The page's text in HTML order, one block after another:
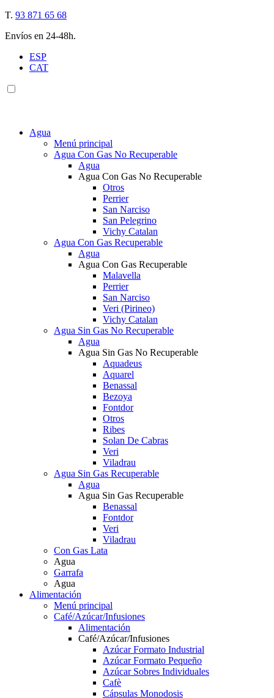
T. 93 871 65 68
Envíos en 24-48h.
ESP
CAT
Agua
Menú principal
Agua Con Gas No Recuperable
Agua
Agua Con Gas No Recuperable
Otros
Perrier
San Narciso
San Pelegrino
Vichy Catalan
Agua Con Gas Recuperable
Agua
Agua Con Gas Recuperable
Malavella
Perrier
San Narciso
Veri (Pirineo)
Vichy Catalan
Agua Sin Gas No Recuperable
Agua
Agua Sin Gas No Recuperable
Aquadeus
Aquarel
Benassal
Bezoya
Fontdor
Otros
Ribes
Solan De Cabras
Veri
Viladrau
Agua Sin Gas Recuperable
Agua
Agua Sin Gas Recuperable
Benassal
Fontdor
Veri
Viladrau
Con Gas Lata
Agua
Garrafa
Agua
Alimentación
Menú principal
Café/Azúcar/Infusiones
Alimentación
Café/Azúcar/Infusiones
Azúcar Formato Industrial
Azúcar Formato Pequeño
Azúcar Sobres Individuales
Cafè
Cápsulas Monodosis